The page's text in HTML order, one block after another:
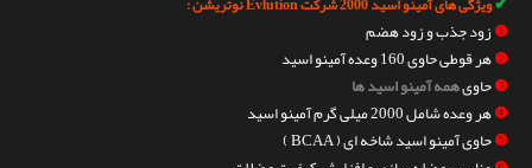
❶زود جذب و زود هضم
❷هر قوطی حاوی 160 وعده آمینو اسید
❸حاویهمه آمینو اسید ها
❹هر وعده شامل 2000 میلی گرم آمینو اسید
❺حاوی آمینو اسید شاخه ای ( BCAA )